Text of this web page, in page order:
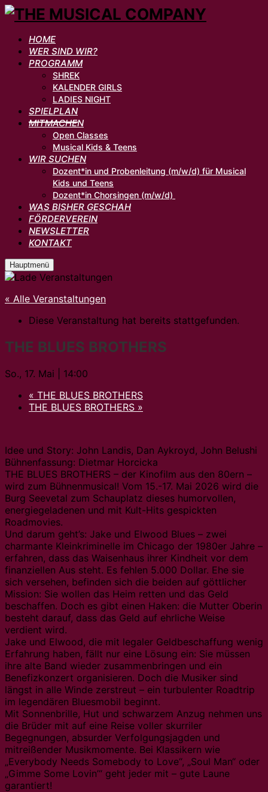
HOME
WER SIND WIR?
PROGRAMM
SHREK
KALENDER GIRLS
LADIES NIGHT
SPIELPLAN
MITMACHEN
Open Classes
Musical Kids & Teens
WIR SUCHEN
Dozent*in und Probenleitung (m/w/d) für Musical
Kids und Teens
Dozent*in Chorsingen (m/w/d)
WAS BISHER GESCHAH
FÖRDERVEREIN
NEWSLETTER
KONTAKT
Hauptmenü
« Alle Veranstaltungen
Diese Veranstaltung hat bereits stattgefunden.
THE BLUES BROTHERS
So., 17. Mai | 14:00
« THE BLUES BROTHERS
THE BLUES BROTHERS »
Idee und Story: John Landis, Dan Aykroyd, John Belushi
Bühnenfassung: Dietmar Horcicka
THE BLUES BROTHERS – der Kinofilm aus den 80ern –
wird zum Bühnenmusical! Vom 15.-17. Mai 2026 wird die
Burg Seevetal zum Schauplatz dieses humorvollen,
energiegeladenen und mit Kult-Hits gespickten
Roadmovies.
Und darum geht’s: Jake und Elwood Blues – zwei
charmante Kleinkriminelle im Chicago der 1980er Jahre –
erfahren, dass das Waisenhaus ihrer Kindheit vor dem
finanziellen Aus steht. Es fehlen 5.000 Dollar. Ehe sie
sich versehen, befinden sich die beiden auf göttlicher
Mission: Sie wollen das Heim retten und das Geld
beschaffen. Doch es gibt einen Haken: die Mutter Oberin
besteht darauf, dass das Geld auf ehrliche Weise
verdient wird.
Jake und Elwood, die mit legaler Geldbeschaffung wenig
Erfahrung haben, fällt nur eine Lösung ein: Sie müssen
ihre alte Band wieder zusammenbringen und ein
Benefizkonzert organisieren. Doch die Musiker sind
längst in alle Winde zerstreut – ein turbulenter Roadtrip
im legendären Bluesmobil beginnt.
Mit Sonnenbrille, Hut und schwarzem Anzug nehmen uns
die Brüder mit auf eine Reise voller skurriler
Begegnungen, absurder Verfolgungsjagden und
mitreißender Musikmomente. Bei Klassikern wie
„Everybody Needs Somebody to Love“, „Soul Man“ oder
„Gimme Some Lovin’“ geht jeder mit – gute Laune
garantiert!